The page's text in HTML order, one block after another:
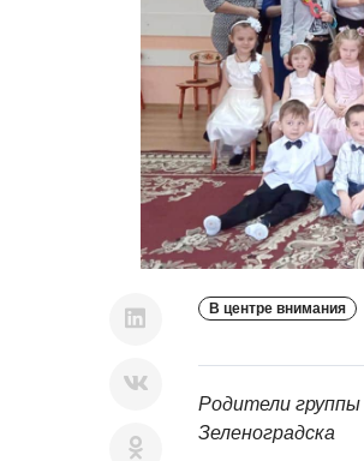
В центре внимания
Родители
Зеленоградска